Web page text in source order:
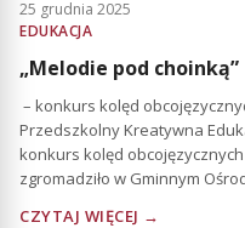
25 grudnia 2025
EDUKACJA
„Melodie pod choinką”
– konkurs kolęd
Przedszkolny Kreatywna
konkurs kolęd
zgromadziło w Gminnym
CZYTAJ WIĘCEJ →